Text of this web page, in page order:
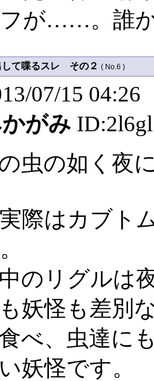
が……。誰
して喋るスレ その２ ( No.6 )
07/15 04:26
がみ
虫の如く夜
際はカブト
のリグルは
妖怪も差別
べ、虫達に
妖怪です。